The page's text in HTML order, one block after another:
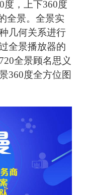
度，上下360度
全景。全景实
几何关系进行
全景播放器的
全景顾名思义
360度全方位图